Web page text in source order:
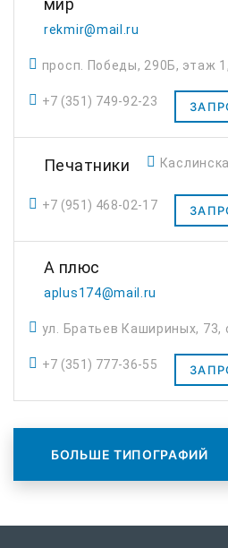
мир
rekmir@mail.ru
просп. Победы, 290Б, этаж
+7 (351) 749-92-23
Печатники
+7 (951) 468-02-17
А плюс
aplus174@mail.ru
ул. Братьев Кашириных, 73,
+7 (351) 777-36-55
БОЛЬШЕ ТИПОГРАФИЙ